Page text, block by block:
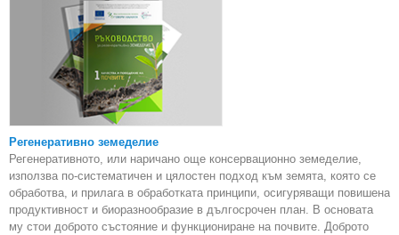
Регенеративно земеделие
Регенеративното, или наричано още консервационно земеделие,
използва по-систематичен и цялостен подход към земята, която се
обработва, и прилага в обработката принципи, осигуряващи повишена
продуктивност и биоразнообразие в дългосрочен план. В основата
му стои доброто състояние и функциониране на почвите. Доброто